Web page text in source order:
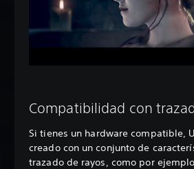
Compatibilidad con
Si tienes un hardware compatible,
creado con un conjunto de
trazado de rayos, como por